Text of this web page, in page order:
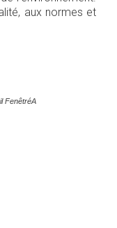
aux normes et
FenêtréA